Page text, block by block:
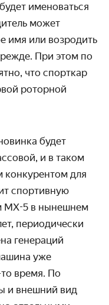
именоваться
может
имя или возродить
При этом по
что спорткар
роторной
будет
и в таком
конкурентом для
спортивную
MX-5 в нынешнем
периодически
генераций
уже
время. По
и внешний вид